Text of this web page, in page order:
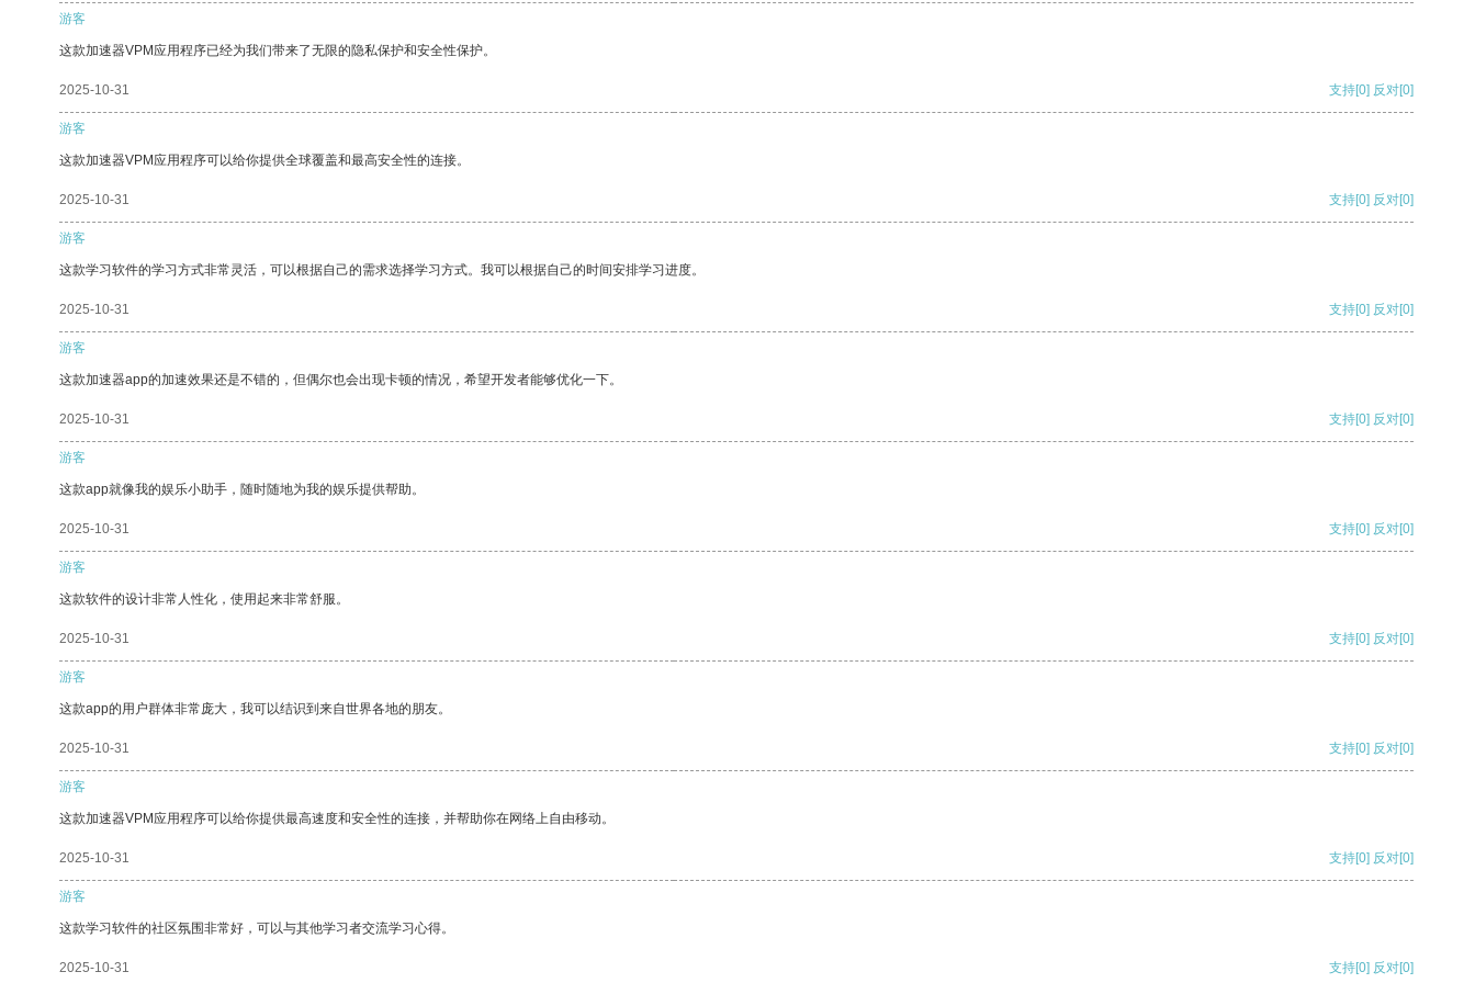
游客
这款加速器VPM应用程序已经为我们带来了无限的隐私保护和安全性保护。
2025-10-31 支持[0] 反对[0]
游客
这款加速器VPM应用程序可以给你提供全球覆盖和最高安全性的连接。
2025-10-31 支持[0] 反对[0]
游客
这款学习软件的学习方式非常灵活，可以根据自己的需求选择学习方式。我可以根据自己的时间安排学习进度。
2025-10-31 支持[0] 反对[0]
游客
这款加速器app的加速效果还是不错的，但偶尔也会出现卡顿的情况，希望开发者能够优化一下。
2025-10-31 支持[0] 反对[0]
游客
这款app就像我的娱乐小助手，随时随地为我的娱乐提供帮助。
2025-10-31 支持[0] 反对[0]
游客
这款软件的设计非常人性化，使用起来非常舒服。
2025-10-31 支持[0] 反对[0]
游客
这款app的用户群体非常庞大，我可以结识到来自世界各地的朋友。
2025-10-31 支持[0] 反对[0]
游客
这款加速器VPM应用程序可以给你提供最高速度和安全性的连接，并帮助你在网络上自由移动。
2025-10-31 支持[0] 反对[0]
游客
这款学习软件的社区氛围非常好，可以与其他学习者交流学习心得。
2025-10-31 支持[0] 反对[0]